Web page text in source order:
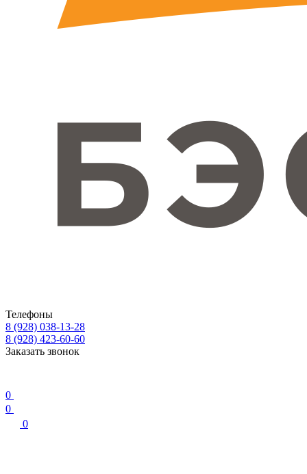
Телефоны
8 (928) 038-13-28
8 (928) 423-60-60
Заказать звонок
0
0
0